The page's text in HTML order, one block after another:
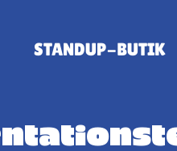
STANDUP-BUTIK